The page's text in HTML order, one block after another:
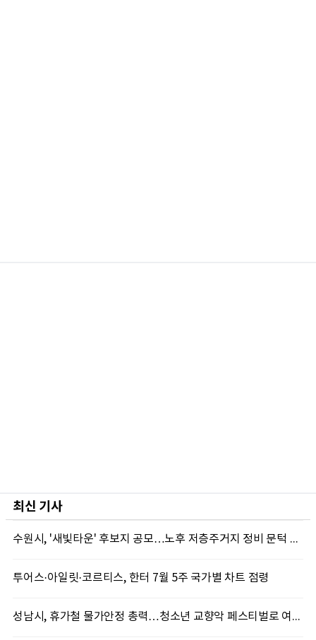
최신 기사
수원시, '새빛타운' 후보지 공모…노후 저층주거지 정비 문턱 낮췄다
투어스·아일릿·코르티스, 한터 7월 5주 국가별 차트 점령
성남시, 휴가철 물가안정 총력…청소년 교향악 페스티벌로 여름 문화도시 만든다